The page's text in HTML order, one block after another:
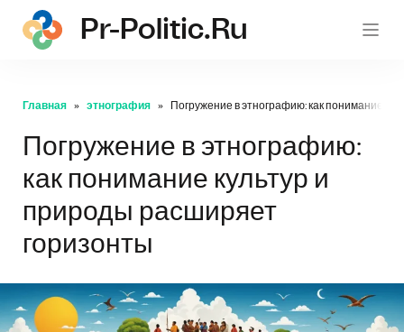
pr-
Pr-Politic.ru
Главная этнография Погружение в этнографию: как понимание
Погружение в этнографию:
как понимание культур и
природы расширяет
горизонты